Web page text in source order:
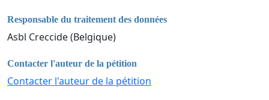
Responsable du traitement des données
Asbl Creccide (Belgique)
Contacter l'auteur de la pétition
Contacter l'auteur de la pétition